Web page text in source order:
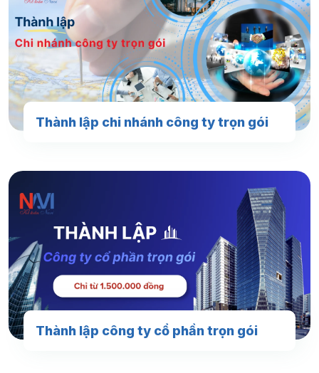
Thành lập chi nhánh công ty trọn gói
Thành lập công ty cổ phần trọn gói